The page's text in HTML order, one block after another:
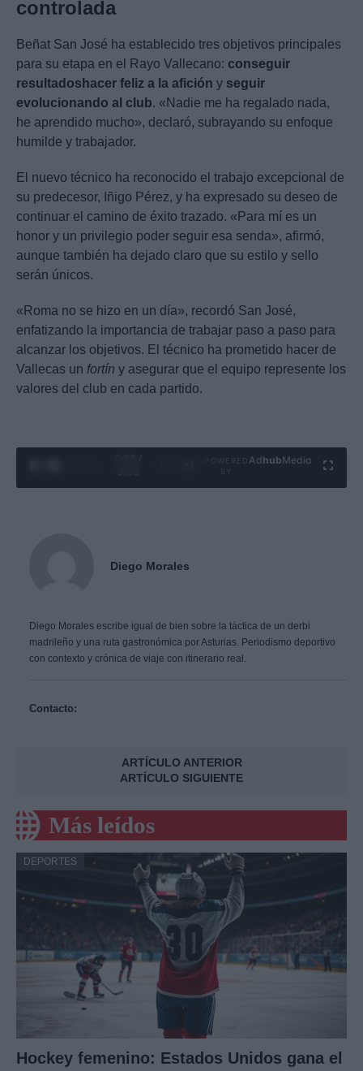
controlada
Beñat San José ha establecido tres objetivos principales
para su etapa en el Rayo Vallecano: conseguir
resultados hacer feliz a la afición y seguir
evolucionando al club. «Nadie me ha regalado nada,
he aprendido mucho», declaró, subrayando su enfoque
humilde y trabajador.
El nuevo técnico ha reconocido el trabajo excepcional de
su predecesor, Iñigo Pérez, y ha expresado su deseo de
continuar el camino de éxito trazado. «Para mí es un
honor y un privilegio poder seguir esa senda», afirmó,
aunque también ha dejado claro que su estilo y sello
serán únicos.
«Roma no se hizo en un día», recordó San José,
enfatizando la importancia de trabajar paso a paso para
alcanzar los objetivos. El técnico ha prometido hacer de
Vallecas un fortín y asegurar que el equipo represente los
valores del club en cada partido.
Ad hubMedia
Diego Morales
Diego Morales escribe igual de bien sobre la táctica de un derbi
madrileño y una ruta gastronómica por Asturias. Periodismo deportivo
con contexto y crónica de viaje con itinerario real.
Contacto:
ARTÍCULO ANTERIOR
ARTÍCULO SIGUIENTE
Más leídos
DEPORTES
Hockey femenino: Estados Unidos gana el